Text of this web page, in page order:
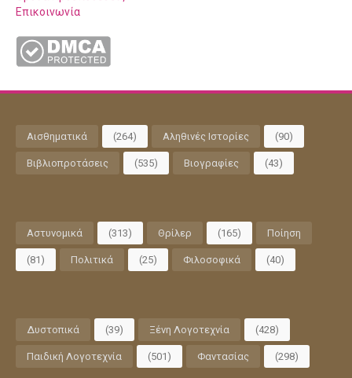
Επικοινωνία
Αισθηματικά (264) Αληθινές Ιστορίες (90)
Βιβλιοπροτάσεις (535) Βιογραφίες (43)
Αστυνομικά (313) Θρίλερ (165) Ποίηση
(81) Πολιτικά (25) Φιλοσοφικά (40)
Δυστοπικά (39) Ξένη Λογοτεχνία (428)
Παιδική Λογοτεχνία (501) Φαντασίας (298)